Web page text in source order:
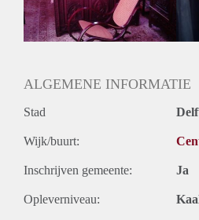
ALGEMENE INFORMATIE
Stad
Wijk/buurt:
Inschrijven gemeente: Ja
Opleverniveau: